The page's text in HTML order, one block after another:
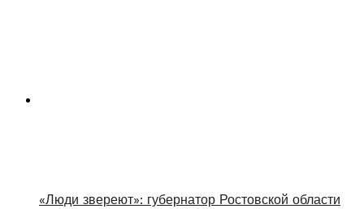
«Люди звереют»: губернатор Ростовской области